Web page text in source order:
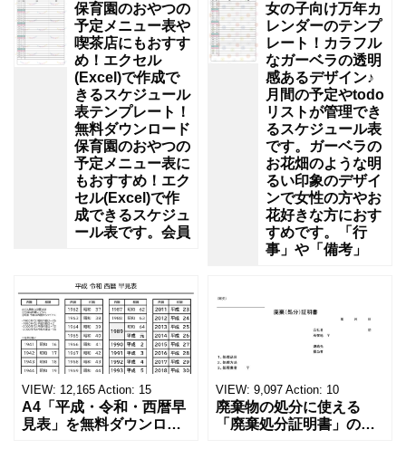
保育園のおやつの
予定メニュー表や
喫茶店にもおすす
め！エクセル
(Excel)で作成で
きるスケジュール
表テンプレート！
無料ダウンロード
保育園のおやつの
予定メニュー表に
もおすすめ！エク
セル(Excel)で作
成できるスケジュ
ール表です。会員
女の子向け万年カ
レンダーのテンプ
レート！カラフル
なガーベラの透明
感あるデザイン♪
月間の予定やtodo
リストが管理でき
るスケジュール表
です。ガーベラの
お花畑のような明
るい印象のデザイ
ンで女性の方やお
花好きな方におす
すめです。「行
事」や「備考」
VIEW: 12,165 Action: 15
A4「平成・令和・西暦早
見表」を無料ダウンロー
VIEW: 9,097 Action: 10
廃棄物の処分に使える
「廃棄処分証明書」の無